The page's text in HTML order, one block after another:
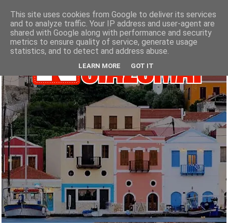
This site uses cookies from Google to deliver its services
and to analyze traffic. Your IP address and user-agent are
shared with Google along with performance and security
metrics to ensure quality of service, generate usage
statistics, and to detect and address abuse.
LEARN MORE GOT IT